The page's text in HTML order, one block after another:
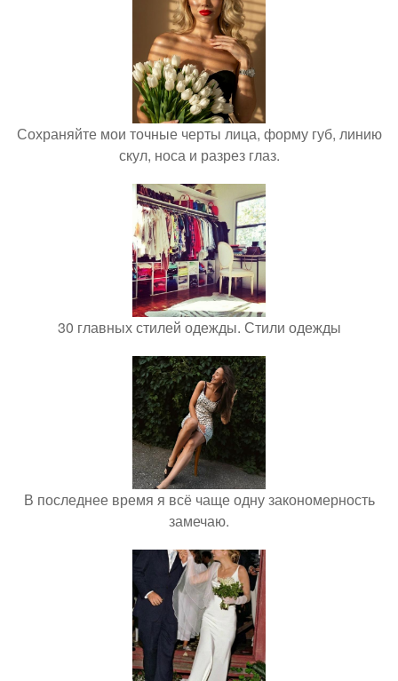
Сохраняйте мои точные черты лица, форму губ, линию
скул, носа и разрез глаз.
30 главных стилей одежды. Стили одежды
В последнее время я всё чаще одну закономерность
замечаю.